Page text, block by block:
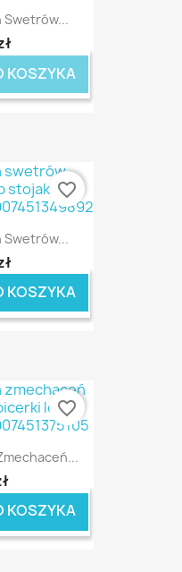
Swetrów...
KOSZYKA
Swetrów...
KOSZYKA
favorite_border
KOSZYKA
favorite_border